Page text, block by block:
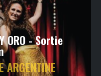
ORO - Sortie
ARGENTINE